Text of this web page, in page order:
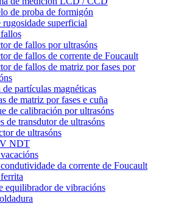
de proba de formigón
rugosidade superficial
de fallos por ultrasóns
de fallos de corrente de Foucault
de fallos de matriz por fases por
de partículas magnéticas
de matriz por fases e cuña
de calibración por ultrasóns
de transdutor de ultrasóns
de ultrasóns
NDT
da corrente de Foucault
equilibrador de vibracións